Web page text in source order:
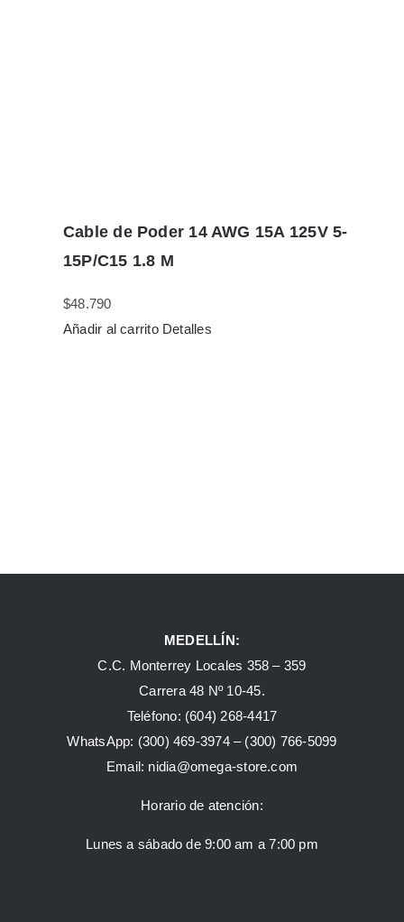
Cable de Poder 14 AWG 15A 125V 5-
15P/C15 1.8 M
$48.790
Añadir al carrito Detalles
MEDELLÍN:
C.C. Monterrey Locales 358 – 359
Carrera 48 Nº 10-45.
Teléfono: (604) 268-4417
WhatsApp: (300) 469-3974 – (300) 766-5099
Email: nidia@omega-store.com
Horario de atención:
Lunes a sábado de 9:00 am a 7:00 pm